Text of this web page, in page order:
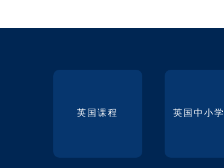
英国课程 英国中小